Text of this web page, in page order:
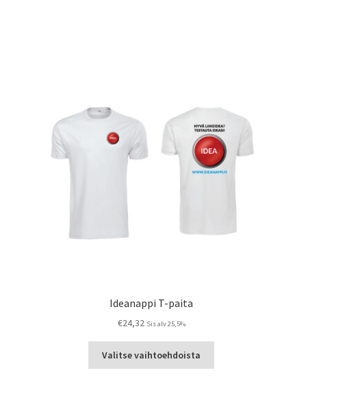
Ideanappi T-paita
€24,32 Sis alv 25,5%
Valitse vaihtoehdoista